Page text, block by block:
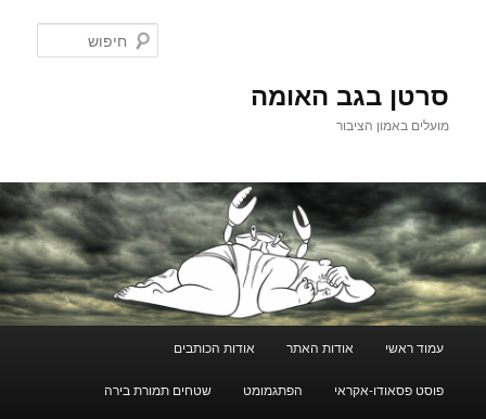
סרטן בגב האומה
מועלים באמון הציבור
עמוד ראשי אודות האתר אודות הכותבים
פוסט פסאודו-אקראי הפתגמומט שטחים תמורת בירה